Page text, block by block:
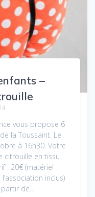
–
vous propose 6
la Toussaint. Le
à 16h30. Votre
citrouille en tissu
: 20€ (matériel
inclus)
partir de…